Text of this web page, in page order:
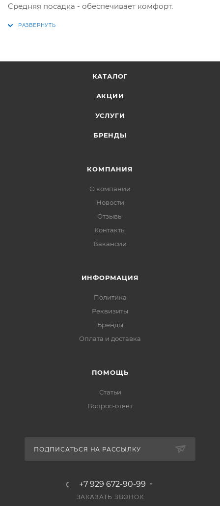
Средняя посадка - обеспечивает комфорт.
КАТАЛОГ
АКЦИИ
УСЛУГИ
БРЕНДЫ
КОМПАНИЯ
О компании
Новости
Отзывы
Контакты
Вакансии
ИНФОРМАЦИЯ
Политика
Реквизиты
Бренды
Оплата и доставка
ПОМОЩЬ
Статьи
Вопрос-ответ
ПОДПИСАТЬСЯ НА РАССЫЛКУ
+7 929 672-90-99
ЗАКАЗАТЬ ЗВОНОК